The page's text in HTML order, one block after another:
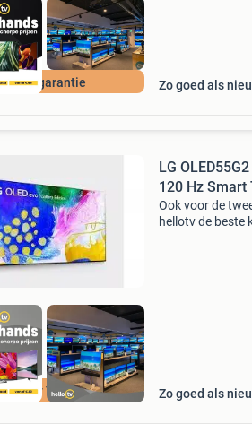
1 jaar garantie Zo goed als
Hellotv Tilburg
LG
120 Hz Smart
Ook voor de
hellotv de beste
Zo goed als